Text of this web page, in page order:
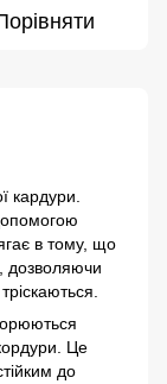
кардури.
в тому, що
дозволяючи
Це
до